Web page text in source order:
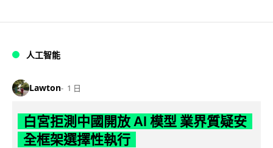
人工智能
Lawton 1 日
白宮拒測中國開放 AI 模型 業界質疑安
全框架選擇性執行